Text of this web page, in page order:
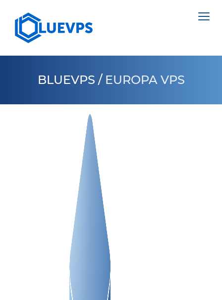
VPS INGLATERRA
VPS SUECIA
VPS HONG KONG
VPS CHIPRE
VPS ESTADOS UNIDOS >
VPS LOS ÁNGELES
VPS ATLANTA
VPS CANADÁ
VPS POLONIA
SERVIDORES DEDICADOS >
NETHERLANDS
POLAND
ESTONIA
CYPRUS
SWEDEN
HONG KONG
VPS DE 10 GBPS
VPS DE ALTA CARGA
BLUEVPS / EUROPA VPS